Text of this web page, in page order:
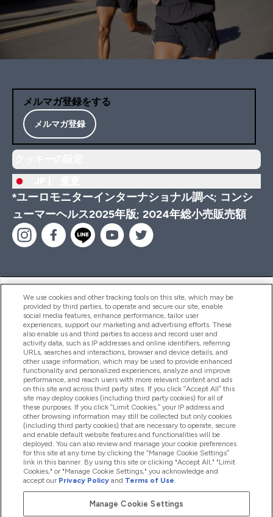
メルマガ登録をする
メルマガ登録
*ユーロモニターインターナショナル調べ; コンシ
ューマーヘルス2025年版; 2024年総小売販売額
ヘルプ＆ガイド
商品について
会社概要
特典＆ポイント
2026 The Hut.com Ltd
We use cookies and other tracking tools on this site, which may be
provided by third parties, to operate and secure our site, enable
social media features, enhance performance, tailor user
experiences, support our marketing and advertising efforts. These
also enable us and third parties to access and record user and
activity data, such as IP addresses and online identifiers, referring
URLs, searches and interactions, browser and device details, and
other usage information, which may be used to provide enhanced
functionality and personalized experiences, analyze and improve
performance, and reach users with more relevant content and ads
on this site and across third party sites. If you click “Accept All” this
site may deploy cookies (including third party cookies) for all of
these purposes. If you click “Limit Cookies,” your IP address and
other browsing information may still be collected but only cookies
(including third party cookies) that are necessary to operate, secure
and enable default website features and functionalities will be
deployed. You can also review and manage your cookie preferences
for this site at any time by clicking the “Manage Cookie Settings”
link in this banner. By using this site or clicking "Accept All," "Limit
Cookies," or "Manage Cookie Settings," you acknowledge and
accept our Privacy Policy and Terms of Use.
Manage Cookie Settings